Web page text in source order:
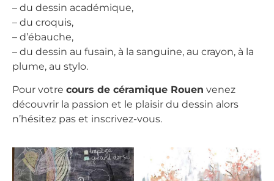
– du dessin académique,
– du croquis,
– d’ébauche,
– du dessin au fusain, à la sanguine, au crayon, à la
plume, au stylo.
Pour votre cours de céramique Rouen venez
découvrir la passion et le plaisir du dessin alors
n’hésitez pas et inscrivez-vous.